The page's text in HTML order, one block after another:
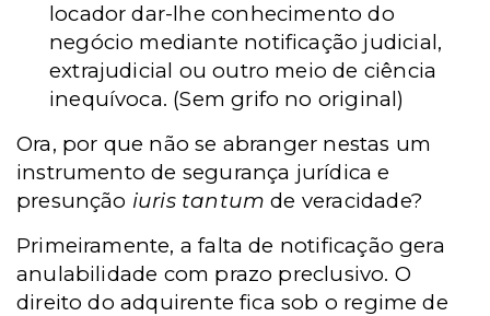
locador dar-lhe conhecimento do
negócio mediante notificação judicial,
extrajudicial ou outro meio de ciência
inequívoca. (Sem grifo no original)
Ora, por que não se abranger nestas um
instrumento de segurança jurídica e
presunção iuris tantumde veracidade?
Primeiramente, a falta de notificação gera
anulabilidade com prazo preclusivo. O
direito do adquirente fica sob o regime de